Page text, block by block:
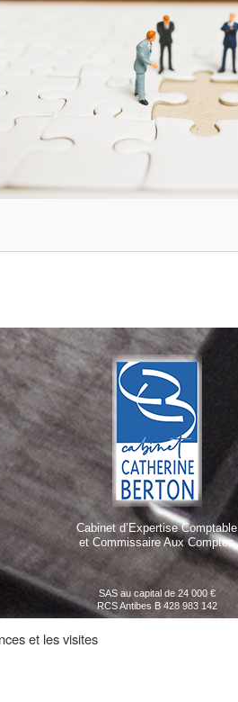
Cabinet d’Expertise Comptable
et Commissaire Aux Comptes
SAS au capital de 24 000 €
RCS Antibes B 428 983 142
et les visites